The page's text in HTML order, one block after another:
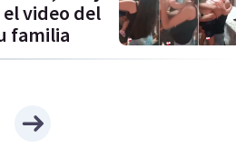
video del
familia